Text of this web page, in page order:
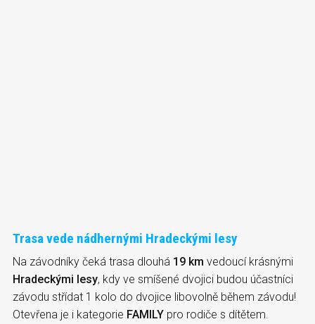
Trasa vede nádhernými Hradeckými lesy
Na závodníky čeká trasa dlouhá 19 km vedoucí krásnými
Hradeckými lesy, kdy ve smíšené dvojici budou účastníci
závodu střídat 1 kolo do dvojice libovolně během závodu!
Otevřena je i kategorie FAMILY pro rodiče s dítětem.